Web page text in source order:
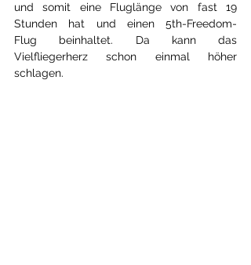
und somit eine Fluglänge von fast 19
Stunden hat und einen 5th-Freedom-
Flug beinhaltet. Da kann das
Vielfliegerherz schon einmal höher
schlagen.